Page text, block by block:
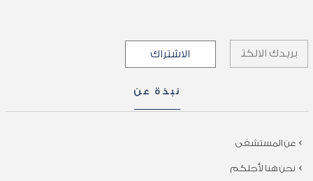
نبذة عن
عن المستشفى
نحن هنا لأجلكم